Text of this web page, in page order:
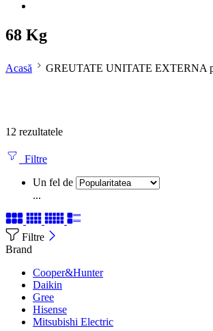
68 Kg
Acasă GREUTATE UNITATE EXTERNA
12 rezultatele
Filtre
Un fel de
...
Filtre
Brand
Cooper&Hunter
Daikin
Gree
Hisense
Mitsubishi Electric